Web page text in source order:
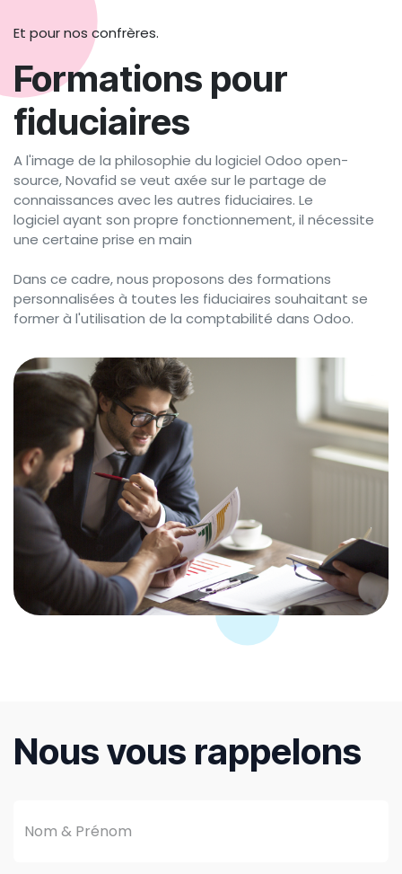
Et pour nos confrères.
Formations pour
fiduciaires
A l'image de la philosophie du logiciel Odoo open-
source, Novafid se veut axée sur le partage de
connaissances avec les autres fiduciaires. Le
logiciel ayant son propre fonctionnement, il nécessite
une certaine prise en main
Dans ce cadre, nous proposons des formations
personnalisées à toutes les fiduciaires souhaitant se
former à l'utilisation de la comptabilité dans Odoo.
Nous vous rappelons